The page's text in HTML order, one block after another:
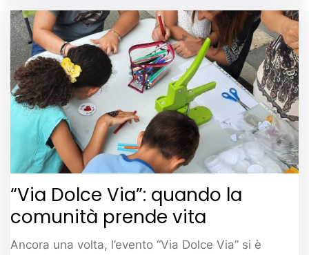
“Via Dolce Via”: quando la
comunità prende vita
Ancora una volta, l’evento “Via Dolce Via” si è